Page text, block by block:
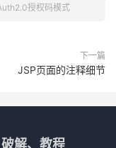
授权码模式
下一篇
JSP页面的注释细节
解、教程